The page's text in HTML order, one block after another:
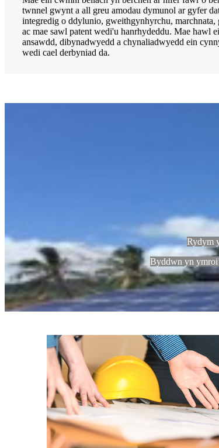
twnnel gwynt a all greu amodau dymunol ar gyfer
integredig o ddylunio, gweithgynhyrchu,
ac mae sawl patent wedi'u hanrhydeddu. Mae hawl
ansawdd, dibynadwyedd a chynaliadwyedd ein
wedi cael derbyniad da.
Rydym
Byddwn yn